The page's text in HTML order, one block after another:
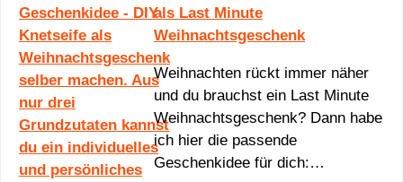
als Last Minute
Weihnachtsgeschenk
Weihnachten rückt immer näher
und du brauchst ein Last Minute
Weihnachtsgeschenk? Dann habe
ich hier die passende
Geschenkidee für dich:…